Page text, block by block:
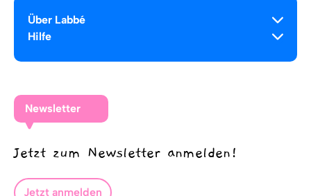
Über Labbé
Hilfe
Newsletter
Jetzt zum Newsletter anmelden!
Jetzt anmelden